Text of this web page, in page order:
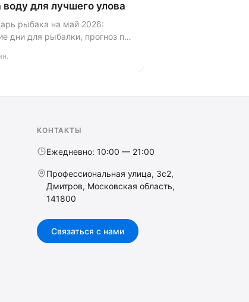
для лучшего улова
рыбака на май 2026:
дни для рыбалки, прогноз по
КОНТАКТЫ
Ежедневно: 10:00 — 21:00
Профессиональная улица, 3с2,
Дмитров, Московская область,
141800
Связаться с нами